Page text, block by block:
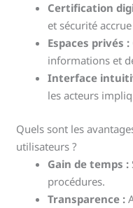
Certification
et sécurité
Espaces privés :
informations et
Interface
les acteurs
Quels sont les
utilisateurs ?
Gain de temps :
procédures.
Transparence :